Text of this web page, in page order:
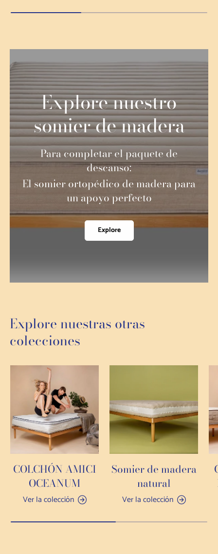
Explore nuestro
somier de madera
Para completar el paquete de
descanso:
El somier ortopédico de madera para
un apoyo perfecto
Explore
Explore nuestras otras
colecciones
COLCHÓN AMICI
OCEANUM
Ver la colección
Somier de madera
natural
Ver la colección